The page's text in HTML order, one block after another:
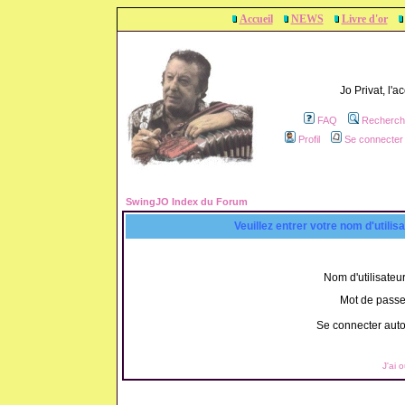
Accueil NEWS Livre d'or
Jo Privat,
FAQ
Profil
Se
SwingJO Index du Forum
Veuillez entrer votre nom
Nom
Mot de
Se connecter
J'ai